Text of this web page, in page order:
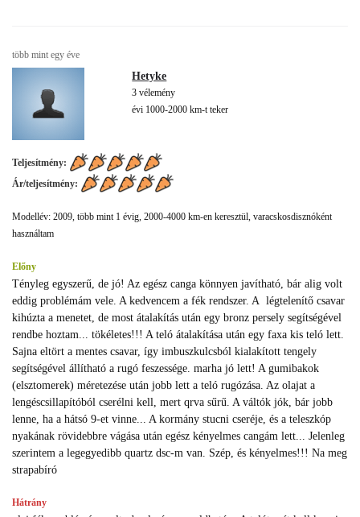
több mint egy éve
Hetyke
3 vélemény
évi 1000-2000 km-t teker
Teljesítmény:
Ár/teljesítmény:
Modellév: 2009, több mint 1 évig, 2000-4000 km-en keresztül, varacskosdisznóként
használtam
Előny
Tényleg egyszerű, de jó! Az egész canga könnyen javítható, bár alig volt
eddig problémám vele. A kedvencem a fék rendszer. A légtelenítő csavar
kihúzta a menetet, de most átalakítás után egy bronz persely segítségével
rendbe hoztam... tökéletes!!! A teló átalakítása után egy faxa kis teló lett.
Sajna eltört a mentes csavar, így imbuszkulcsból kialakított tengely
segítségével állítható a rugó feszessége. marha jó lett! A gumibakok
(elsztomerek) méretezése után jobb lett a teló rugózása. Az olajat a
lengéscsillapítóból cserélni kell, mert qrva sűrű. A váltók jók, bár jobb
lenne, ha a hátsó 9-et vinne... A kormány stucni cseréje, és a teleszkóp
nyakának rövidebbre vágása után egész kényelmes cangám lett... Jelenleg
szerintem a legegyedibb quartz dsc-m van. Szép, és kényelmes!!! Na meg
strapabíró
Hátrány